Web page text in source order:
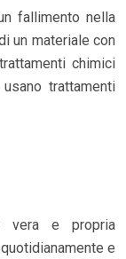
fallimento nella
un materiale con
chimici
trattamenti
vera e propria
e